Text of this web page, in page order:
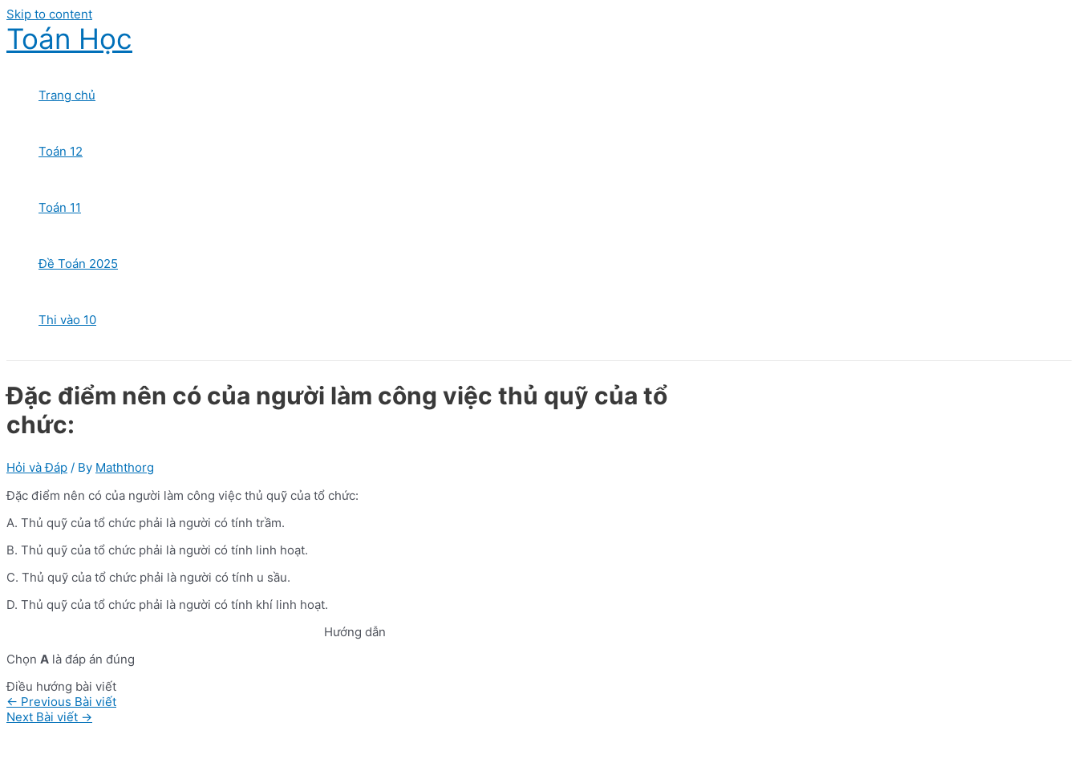
Skip to content
Toán Học
Trang chủ
Toán 12
Toán 11
Đề Toán 2025
Thi vào 10
Đặc điểm nên có của người làm công việc thủ quỹ của tổ
chức:
Hỏi và Đáp / By Maththorg
Đặc điểm nên có của người làm công việc thủ quỹ của tổ chức:
A. Thủ quỹ của tổ chức phải là người có tính trầm.
B. Thủ quỹ của tổ chức phải là người có tính linh hoạt.
C. Thủ quỹ của tổ chức phải là người có tính u sầu.
D. Thủ quỹ của tổ chức phải là người có tính khí linh hoạt.
Hướng dẫn
Chọn A là đáp án đúng
Điều hướng bài viết
← Previous Bài viết
Next Bài viết →